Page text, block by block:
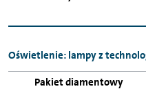
Oświetlenie: lampy z